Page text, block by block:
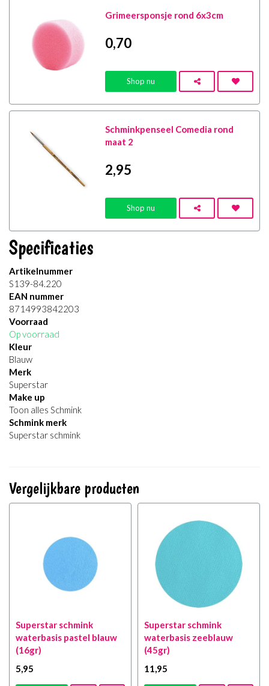
Grimeersponsje rond 6x3cm
0,70
Shop nu
Schminkpenseel Comedia rond
maat 2
2,95
Shop nu
Specificaties
Artikelnummer
S139-84.220
EAN nummer
8714993842203
Voorraad
Op voorraad
Kleur
Blauw
Merk
Superstar
Make up
Toon alles Schmink
Schmink merk
Superstar schmink
Vergelijkbare producten
Superstar schmink
waterbasis pastel blauw
(16gr)
5,95
Superstar schmink
waterbasis zeeblauw
(45gr)
11,95